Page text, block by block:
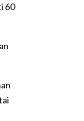
60